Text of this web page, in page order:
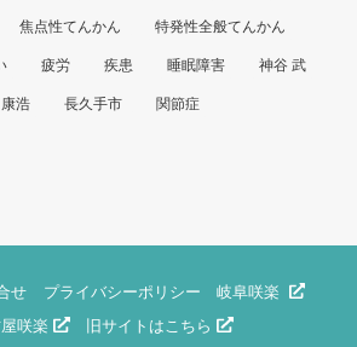
焦点性てんかん 特発性全般てんかん
疲労 疾患 睡眠障害 神谷 武
浩 長久手市 関節症
せ プライバシーポリシー
岐阜咲楽
屋咲楽
旧サイトはこちら